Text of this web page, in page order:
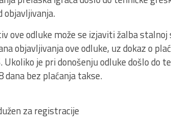
objavljivanja.
ove odluke može se izjaviti žalba
objavljivanja ove odluke, uz dokaz o
Ukoliko je pri donošenju odluke došlo do
dana bez plaćanja takse.
za registracije